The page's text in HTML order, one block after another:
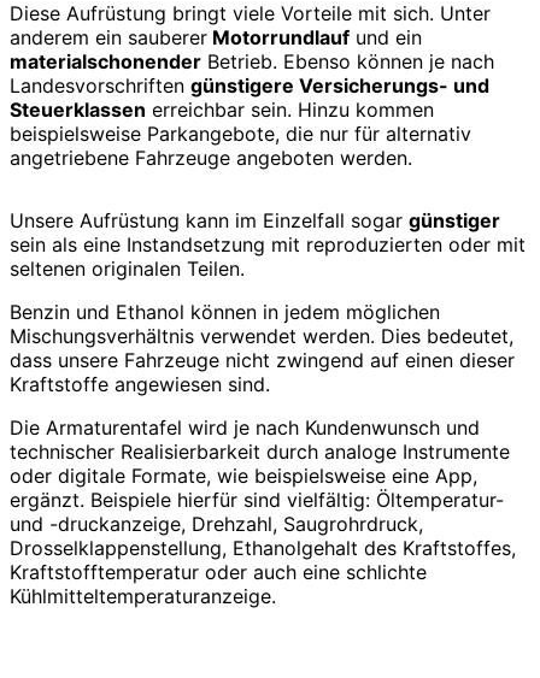
Diese Aufrüstung bringt viele Vorteile mit sich. Unter
anderem ein sauberer Motorrundlauf und ein
materialschonender Betrieb. Ebenso können je nach
Landesvorschriften günstigere Versicherungs- und
Steuerklassen erreichbar sein. Hinzu kommen
beispielsweise Parkangebote, die nur für alternativ
angetriebene Fahrzeuge angeboten werden.
Unsere Aufrüstung kann im Einzelfall sogar günstiger
sein als eine Instandsetzung mit reproduzierten oder mit
seltenen originalen Teilen.
Benzin und Ethanol können in jedem möglichen
Mischungsverhältnis verwendet werden. Dies bedeutet,
dass unsere Fahrzeuge nicht zwingend auf einen dieser
Kraftstoffe angewiesen sind.
Die Armaturentafel wird je nach Kundenwunsch und
technischer Realisierbarkeit durch analoge Instrumente
oder digitale Formate, wie beispielsweise eine App,
ergänzt. Beispiele hierfür sind vielfältig: Öltemperatur-
und -druckanzeige, Drehzahl, Saugrohrdruck,
Drosselklappenstellung, Ethanolgehalt des Kraftstoffes,
Kraftstofftemperatur oder auch eine schlichte
Kühlmitteltemperaturanzeige.